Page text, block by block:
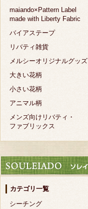
maiando×Pattern Label
made with Liberty Fabric
バイアステープ
リバティ雑貨
メルシーオリジナルグッズ
大きい花柄
小さい花柄
アニマル柄
メンズ向けリバティ・
ファブリックス
カテゴリ一覧
シーチング